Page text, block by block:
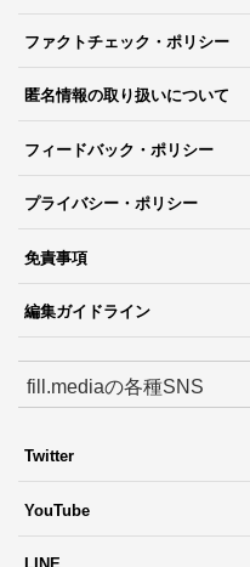
ファクトチェック・ポリシー
匿名情報の取り扱いについて
フィードバック・ポリシー
プライバシー・ポリシー
免責事項
編集ガイドライン
fill.mediaの各種SNS
Twitter
YouTube